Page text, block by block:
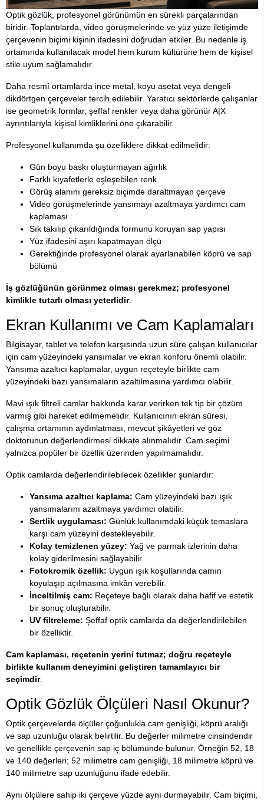
Optik gözlük, profesyonel görünümün en sürekli parçalarından
biridir. Toplantılarda, video görüşmelerinde ve yüz yüze iletişimde
çerçevenin biçimi kişinin ifadesini doğrudan etkiler. Bu nedenle iş
ortamında kullanılacak model hem kurum kültürüne hem de kişisel
stile uyum sağlamalıdır.
Daha resmî ortamlarda ince metal, koyu asetat veya dengeli
dikdörtgen çerçeveler tercih edilebilir. Yaratıcı sektörlerde çalışanlar
ise geometrik formlar, şeffaf renkler veya daha görünür A|X
ayrıntılarıyla kişisel kimliklerini öne çıkarabilir.
Profesyonel kullanımda şu özelliklere dikkat edilmelidir:
Gün boyu baskı oluşturmayan ağırlık
Farklı kıyafetlerle eşleşebilen renk
Görüş alanını gereksiz biçimde daraltmayan çerçeve
Video görüşmelerinde yansımayı azaltmaya yardımcı cam
kaplaması
Sık takılıp çıkarıldığında formunu koruyan sap yapısı
Yüz ifadesini aşırı kapatmayan ölçü
Gerektiğinde profesyonel olarak ayarlanabilen köprü ve sap
bölümü
İş gözlüğünün görünmez olması gerekmez; profesyonel
kimlikle tutarlı olması yeterlidir.
Ekran Kullanımı ve Cam Kaplamaları
Bilgisayar, tablet ve telefon karşısında uzun süre çalışan kullanıcılar
için cam yüzeyindeki yansımalar ve ekran konforu önemli olabilir.
Yansıma azaltıcı kaplamalar, uygun reçeteyle birlikte cam
yüzeyindeki bazı yansımaların azaltılmasına yardımcı olabilir.
Mavi ışık filtreli camlar hakkında karar verirken tek tip bir çözüm
varmış gibi hareket edilmemelidir. Kullanıcının ekran süresi,
çalışma ortamının aydınlatması, mevcut şikâyetleri ve göz
doktorunun değerlendirmesi dikkate alınmalıdır. Cam seçimi
yalnızca popüler bir özellik üzerinden yapılmamalıdır.
Optik camlarda değerlendirilebilecek özellikler şunlardır:
Yansıma azaltıcı kaplama: Cam yüzeyindeki bazı ışık
yansımalarını azaltmaya yardımcı olabilir.
Sertlik uygulaması: Günlük kullanımdaki küçük temaslara
karşı cam yüzeyini destekleyebilir.
Kolay temizlenen yüzey: Yağ ve parmak izlerinin daha
kolay giderilmesini sağlayabilir.
Fotokromik özellik: Uygun ışık koşullarında camın
koyulaşıp açılmasına imkân verebilir.
İnceltilmiş cam: Reçeteye bağlı olarak daha hafif ve estetik
bir sonuç oluşturabilir.
UV filtreleme: Şeffaf optik camlarda da değerlendirilebilen
bir özelliktir.
Cam kaplaması, reçetenin yerini tutmaz; doğru reçeteyle
birlikte kullanım deneyimini geliştiren tamamlayıcı bir
seçimdir.
Optik Gözlük Ölçüleri Nasıl Okunur?
Optik çerçevelerde ölçüler çoğunlukla cam genişliği, köprü aralığı
ve sap uzunluğu olarak belirtilir. Bu değerler milimetre cinsindendir
ve genellikle çerçevenin sap iç bölümünde bulunur. Örneğin 52, 18
ve 140 değerleri; 52 milimetre cam genişliği, 18 milimetre köprü ve
140 milimetre sap uzunluğunu ifade edebilir.
Aynı ölçülere sahip iki çerçeve yüzde aynı durmayabilir. Cam biçimi,